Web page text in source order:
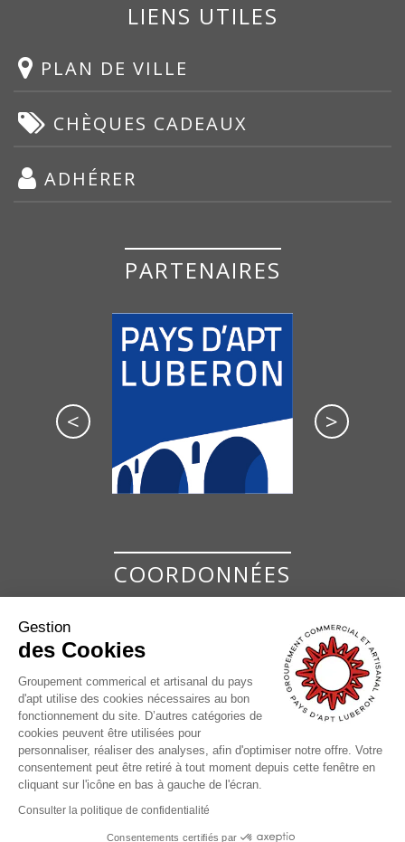
LIENS UTILES
PLAN DE VILLE
CHÈQUES CADEAUX
ADHÉRER
PARTENAIRES
< >
COORDONNÉES
GCAPA
GROUPEMENT COMMERCIAL ET ARTISANAL
DU PAYS D'APT
7 Place de la Bouquerie
84400 Apt
04 90 74 37 17
contact@pays-apt-luberon.fr
© GCAPA | Mentions légales
Gestion
des Cookies
Groupement commerical et artisanal du pays
d'apt utilise des cookies nécessaires au bon
fonctionnement du site. D’autres catégories de
cookies peuvent être utilisées pour
personnaliser, réaliser des analyses, afin d'optimiser notre offre. Votre
consentement peut être retiré à tout moment depuis cette fenêtre en
cliquant sur l'icône en bas à gauche de l'écran.
Consulter la politique de confidentialité
Consentements certifiés par